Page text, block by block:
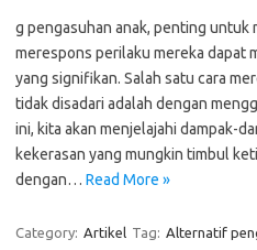
g pengasuhan anak, penting untuk
merespons perilaku mereka dapat
yang signifikan. Salah satu cara
tidak disadari adalah dengan
ini, kita akan menjelajahi dampak-
kekerasan yang mungkin timbul
dengan… Read More »
Category: Artikel Tag: Alternatif